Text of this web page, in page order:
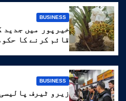
BUSINESS
خیرپور میں جدید
قائم کرنے کا
BUSINESS
زیرو ٹیرف